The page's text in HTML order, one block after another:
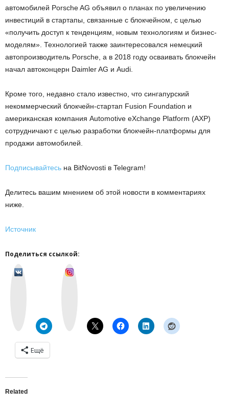
автомобилей Porsche AG объявил о планах по увеличению
инвестиций в стартапы, связанные с блокчейном, с целью
«получить доступ к тенденциям, новым технологиям и бизнес-
моделям». Технологией также заинтересовался немецкий
автопроизводитель Porsche, а в 2018 году осваивать блокчейн
начал автоконцерн Daimler AG и Audi.
Кроме того, недавно стало известно, что сингапурский
некоммерческий блокчейн-стартап Fusion Foundation и
американская компания Automotive eXchange Platform (AXP)
сотрудничают с целью разработки блокчейн-платформы для
продажи автомобилей.
Подписывайтесь на BitNovosti в Telegram!
Делитесь вашим мнением об этой новости в комментариях
ниже.
Источник
Поделиться ссылкой:
Ещё
Related